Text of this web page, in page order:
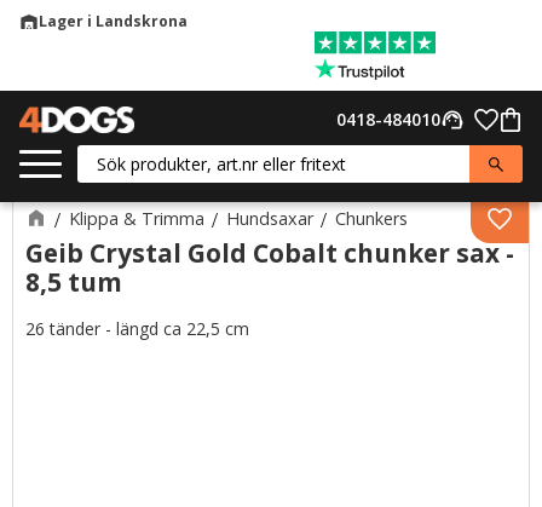
warehouseLager i Landskrona
support_agent
0418-484010
Klippa & Trimma Hundsaxar Chunkers
Geib Crystal Gold Cobalt chunker sax -
8,5 tum
26 tänder - längd ca 22,5 cm